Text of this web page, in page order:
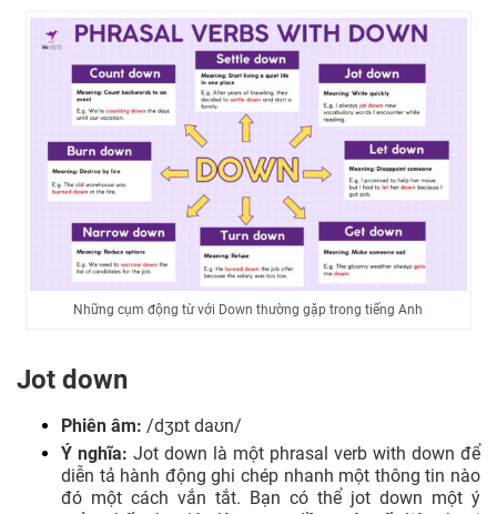
Những cụm động từ với Down thường gặp trong tiếng Anh
Jot down
Phiên âm: /dʒɒt daʊn/
Ý nghĩa: Jot down là một phrasal verb with down để
diễn tả hành động ghi chép nhanh một thông tin nào
đó một cách vắn tắt. Bạn có thể jot down một ý